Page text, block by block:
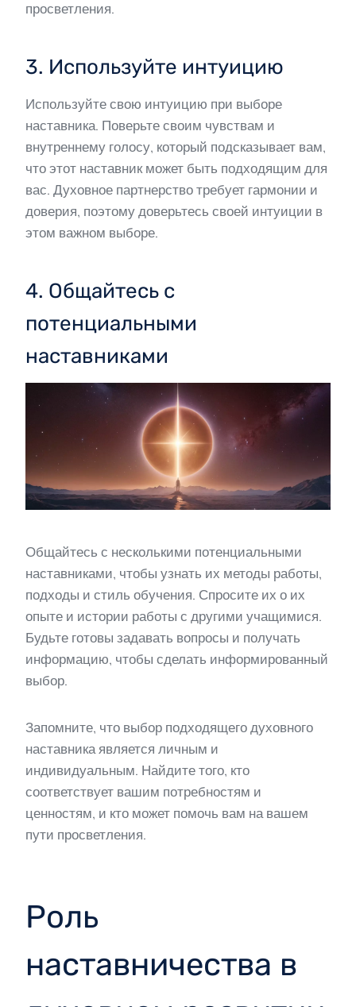
просветления.
3. Используйте интуицию
Используйте свою интуицию при выборе
наставника. Поверьте своим чувствам и
внутреннему голосу, который подсказывает вам,
что этот наставник может быть подходящим для
вас. Духовное партнерство требует гармонии и
доверия, поэтому доверьтесь своей интуиции в
этом важном выборе.
4. Общайтесь с
потенциальными
наставниками
Общайтесь с несколькими потенциальными
наставниками, чтобы узнать их методы работы,
подходы и стиль обучения. Спросите их о их
опыте и истории работы с другими учащимися.
Будьте готовы задавать вопросы и получать
информацию, чтобы сделать информированный
выбор.
Запомните, что выбор подходящего духовного
наставника является личным и
индивидуальным. Найдите того, кто
соответствует вашим потребностям и
ценностям, и кто может помочь вам на вашем
пути просветления.
Роль
наставничества в